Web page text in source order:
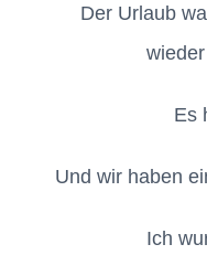
Der Urlaub
Es
Und wir haben
Ich